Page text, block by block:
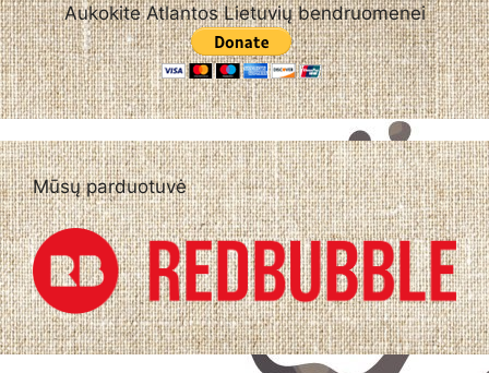
Aukokite Atlantos Lietuvių bendruomenei
Mūsų parduotuvė